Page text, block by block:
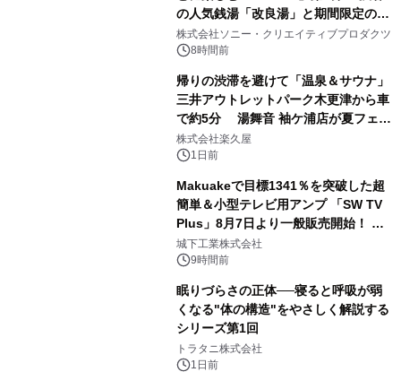
の人気銭湯「改良湯」と期間限定のコ
ラボレーション サウナイキタイコラ
ボグッズも発売決定！
株式会社ソニー・クリエイティブプロダクツ
8時間前
帰りの渋滞を避けて「温泉＆サウナ」
三井アウトレットパーク木更津から車
で約5分 湯舞音 袖ケ浦店が夏フェア
メニューを提供
株式会社楽久屋
1日前
Makuakeで目標1341％を突破した超
簡単＆小型テレビ用アンプ 「SW TV
Plus」8月7日より一般販売開始！ ケ
ーブル1本つなぐだけ、テレビの音が
ぐっと豊かに
城下工業株式会社
9時間前
眠りづらさの正体──寝ると呼吸が弱
くなる"体の構造"をやさしく解説する
シリーズ第1回
トラタニ株式会社
1日前